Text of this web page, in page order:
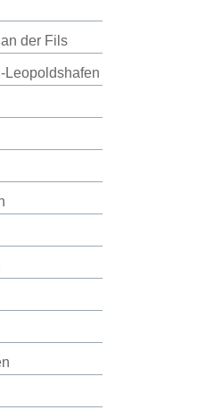
der Fils
Leopoldshafen